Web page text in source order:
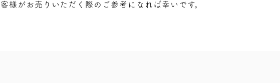
様がお売りいただく際のご参考になれば幸いです。